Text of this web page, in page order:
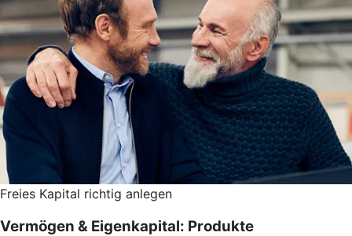
Freies Kapital richtig anlegen
Vermögen & Eigenkapital: Produkte